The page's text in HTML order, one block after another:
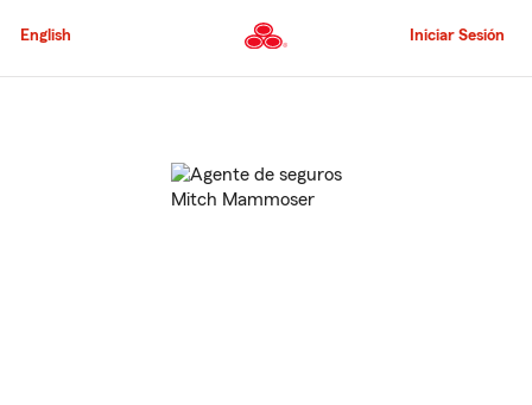
al
principal
English Iniciar Sesión